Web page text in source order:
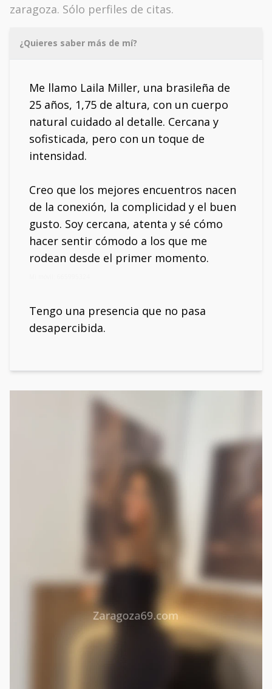
zaragoza. Sólo perfiles de citas.
¿Quieres saber más de mí?
Me llamo Laila Miller, una brasileña de
25 años, 1,75 de altura, con un cuerpo
natural cuidado al detalle. Cercana y
sofisticada, pero con un toque de
intensidad.
Creo que los mejores encuentros nacen
de la conexión, la complicidad y el buen
gusto. Soy cercana, atenta y sé cómo
hacer sentir cómodo a los que me
rodean desde el primer momento.
Tengo una presencia que no pasa
desapercibida.